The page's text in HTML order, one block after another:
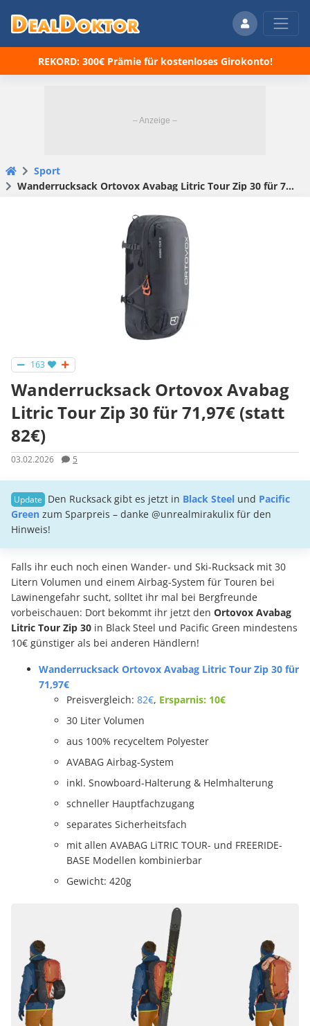
REKORD: 300€ Prämie für kostenloses Girokonto!
Sport
Wanderrucksack Ortovox Avabag Litric Tour Zip 30 für 71,97€ (statt 82€)
163
Wanderrucksack Ortovox Avabag
Litric Tour Zip 30 für 71,97€ (statt
82€)
03.02.2026 5
Den Rucksack gibt es jetzt in Black Steel und Pacific
Green zum Sparpreis – danke @unrealmirakulix für den
Hinweis!
Falls ihr euch noch einen Wander- und Ski-Rucksack mit 30
Litern Volumen und einem Airbag-System für Touren bei
Lawinengefahr sucht, solltet ihr mal bei Bergfreunde
vorbeischauen: Dort bekommt ihr jetzt den Ortovox Avabag
Litric Tour Zip 30 in Black Steel und Pacific Green mindestens
10€ günstiger als bei anderen Händlern!
Wanderrucksack Ortovox Avabag Litric Tour Zip 30 für
71,97€
Preisvergleich: 82€, Ersparnis: 10€
30 Liter Volumen
aus 100% recyceltem Polyester
AVABAG Airbag-System
inkl. Snowboard-Halterung & Helmhalterung
schneller Hauptfachzugang
separates Sicherheitsfach
mit allen AVABAG LiTRIC TOUR- und FREERIDE-
BASE Modellen kombinierbar
Gewicht: 420g